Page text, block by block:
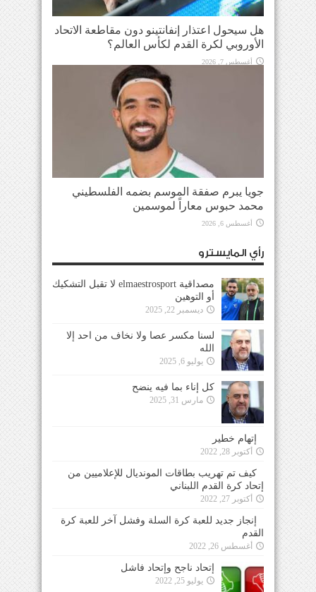
هل سيحول اعتذار إنفانتينو دون مقاطعة الاتحاد
الأوروبي لكرة القدم لكأس العالم؟
أغسطس 7, 2026
جويا يبرم صفقة الموسم بضمه الفلسطيني
محمد حبوس معاراً لموسمين
أغسطس 6, 2026
رأي المايسترو
مصداقية elmaestrosport لا تقبل التشكيك
أو التوهين
ديسمبر 22, 2025
لسنا مكسر عصا ولا نخاف من احد إلا
الله
يوليو 6, 2025
كل إناء بما فيه ينضح
مارس 31, 2025
إتهام خطير
أكتوبر 28, 2022
كيف تم تهريب بطاقات المونديال للإعلاميين من
إتحاد كرة القدم اللبناني
أكتوبر 27, 2022
إنجاز جديد للعبة كرة السلة وفشل آخر للعبة كرة
القدم
أغسطس 26, 2022
إتحاد ناجح وإتحاد فاشل
يوليو 25, 2022